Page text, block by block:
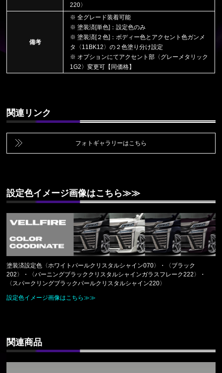
220〉
備考
※ 全グレード装着可能
※ 塗装済[単色]：設定色のみ
※ 塗装済[２色]：ボディー色とアクセント色ガンメ
タ〈11BK12〉の２色塗り分け設定
※ オプションにてアクセント部〈グレーメタリック
1G2〉変更可【同価格】
関連リンク
フォトギャラリーはこちら
設定色イメージ画像はこちら≫≫
塗装済設定色〈ホワイトパールクリスタルシャイン070〉・〈ブラック
202〉・〈バーニングブラッククリスタルシャインガラスフレーク222〉・
〈スパークリングブラックパールクリスタルシャイン220〉
設定色イメージ画像はこちら≫≫
関連商品